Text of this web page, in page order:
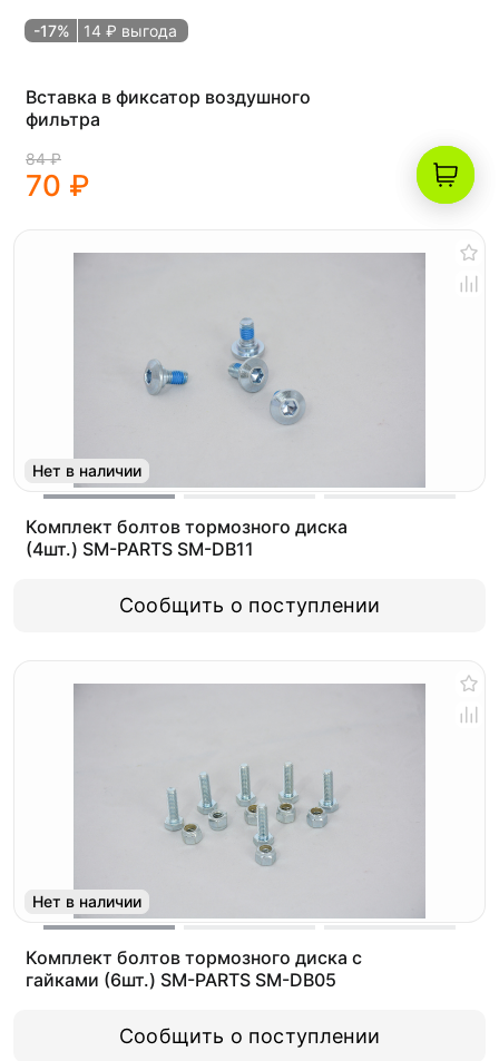
-17% 14 ₽ выгода
Вставка в фиксатор воздушного
фильтра
84 ₽
70 ₽
Нет в наличии
Комплект болтов тормозного диска
(4шт.) SM-PARTS SM-DB11
Сообщить о поступлении
Нет в наличии
Комплект болтов тормозного диска с
гайками (6шт.) SM-PARTS SM-DB05
Сообщить о поступлении